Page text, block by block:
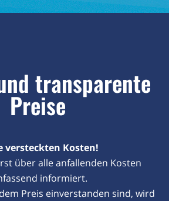
transparente
Preise
versteckten Kosten!
über alle anfallenden Kosten
informiert.
Preis einverstanden sind, wird